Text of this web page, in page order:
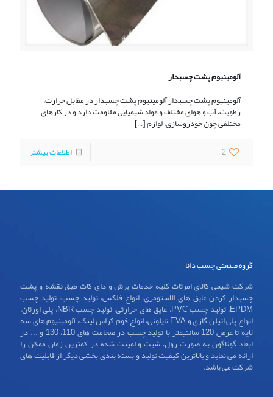
آلومینیوم پشت چسبدار
آلومینیوم پشت چسبدار آلومینیوم پشت چسبدار در مقابل حرارت،
رطوبت، آب و هوای مختلف و مواد شیمیایی مقاومت دارد و در کارهای
مختلفی چون خودروسازی، لوازم[…]
2
اطلاعات بیشتر
گروه صنعتی چسب دانا
شرکت شیمی کالای امرتات کلیه خدمات برش و دای کات طبق نقشه و پشت
چسبدار کردن عایق های الاستومری، انواع فلکس، تولید چسب، تولید چسب
EPDM، تولید چسب PVC، عایق های حرارتی، تولید چسب NBR، پلی اورتان،
انواع پلی اتیلن گازی و EVA نایلونی، انواع فوم کراس لینک، آلومینیوم های سه
لایه تا عرض 120 سانتیمتر با تولید چسب در ضخامت های 110، 130 و ... در
ابعاد گوناگون به صورت رول، شیت و لمینت شده در کمترین زمان ممکن را
ارائه می نماید و بالاترین کیفیت تولید و بسته بندی بخشی دیگر از قابلیت های
شرکت می باشد.